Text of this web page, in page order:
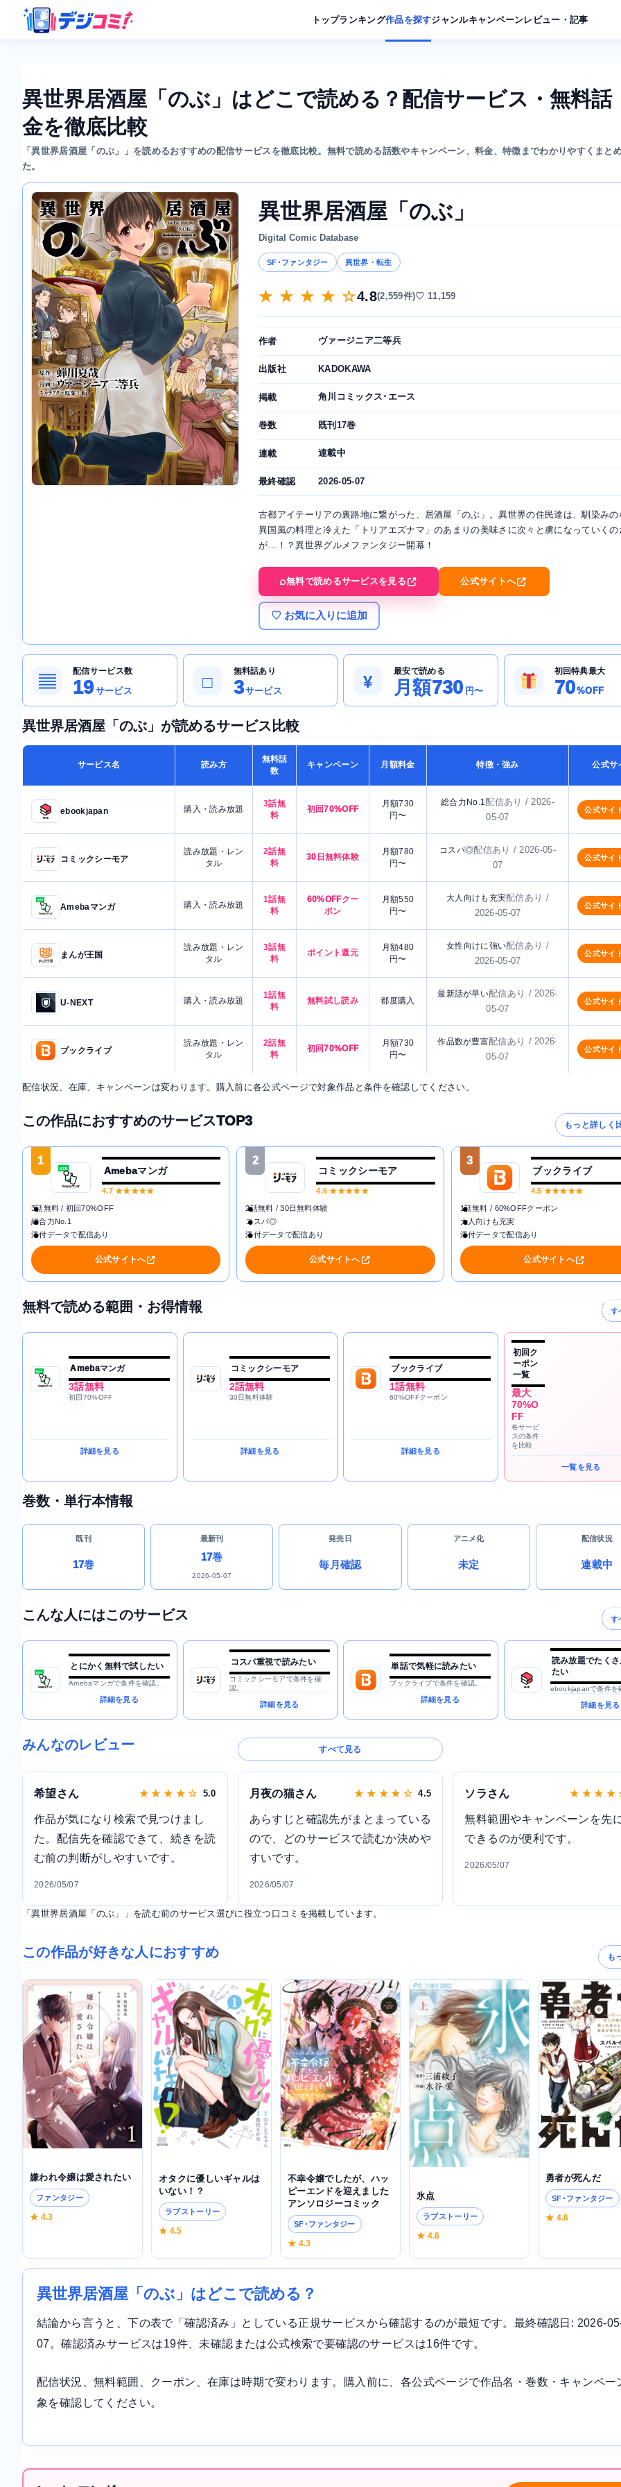
トップランキング作品を探すジャンルキャンペーンレビュー・記事
異世界居酒屋「のぶ」はどこで読める？配信サービス・無料話
金を徹底比較
「異世界居酒屋「のぶ」」を読めるおすすめの配信サービスを徹底比較。無料で読める話数やキャンペーン、料金、特徴までわかりやすくまと
た。
異世界居酒屋「のぶ」
Digital Comic Database
SF･ファンタジー 異世界・転生
★ ★ ★ ★ ☆4.8(2,559件)♡ 11,159
作者 ヴァージニア二等兵
出版社 KADOKAWA
掲載 角川コミックス･エース
巻数 既刊17巻
連載 連載中
最終確認 2026-05-07
古都アイテーリアの裏路地に繋がった、居酒屋「のぶ」。異世界の住民達は、馴染みの
異国風の料理と冷えた「トリアエズナマ」のあまりの美味さに次々と虜になっていくの
が…！？異世界グルメファンタジー開幕！
無料で読めるサービスを見る 公式サイトへ
♡ お気に入りに追加
▤
配信サービス数
19サービス □
無料話あり
3サービス ¥
最安で読める
月額730 円〜
初回特典最大
70%OFF
異世界居酒屋「のぶ」が読めるサービス比較
サービス名 読み方
無料話
数
キャンペーン 月額料金 特徴・強み 公式サ
ebookjapan 購入・読み放題
3話無
料
初回70%OFF
月額730
円〜
総合力No.1配信あり / 2026-
05-07
公式サイ
コミックシーモア
読み放題・レン
タル
2話無
料
30日無料体験
月額780
円〜
コスパ◎配信あり / 2026-05-
07
公式サイ
Amebaマンガ 購入・読み放題
1話無
料
60%OFFクー
ポン
月額550
円〜
大人向けも充実配信あり /
2026-05-07
公式サイ
まんが王国
読み放題・レン
タル
3話無
料
ポイント還元
月額480
円〜
女性向けに強い配信あり /
2026-05-07
公式サイ
U-NEXT 購入・読み放題
1話無
料
無料試し読み 都度購入
最新話が早い配信あり / 2026-
05-07
公式サイ
ブックライブ
読み放題・レン
タル
2話無
料
初回70%OFF
月額730
円〜
作品数が豊富配信あり / 2026-
05-07
公式サイ
配信状況、在庫、キャンペーンは変わります。購入前に各公式ページで対象作品と条件を確認してください。
この作品におすすめのサービスTOP3 もっと詳しく
1
Amebaマンガ
4.7★★★★★
3話無料 / 初回70%OFF
総合力No.1
添付データで配信あり
公式サイトへ
2
コミックシーモア
4.6 ★★★★★
2話無料 / 30日無料体験
コスパ◎
添付データで配信あり
公式サイトへ
3
ブックライブ
4.5 ★★★★★
1話無料 / 60%OFFクーポン
大人向けも充実
添付データで配信あり
公式サイトへ
無料で読める範囲・お得情報 す
Amebaマンガ
3話無料
初回70%OFF
詳細を見る
コミックシーモア
2話無料
30日無料体験
詳細を見る
ブックライブ
1話無料
60%OFFクーポン
詳細を見る
初回ク
ーポン
一覧
最大
70%O
FF
各サービ
スの条件
を比較
一覧を見る
巻数・単行本情報
既刊
17巻
最新刊
17巻
2026-05-07
発売日
毎月確認
アニメ化
未定
配信状況
連載中
こんな人にはこのサービス す
とにかく無料で試したい
Amebaマンガで条件を確認。
詳細を見る
コスパ重視で読みたい
コミックシーモアで条件を確
認。
詳細を見る
単話で気軽に読みたい
ブックライブで条件を確認。
詳細を見る
読み放題でたく
たい
ebookjapanで条件を
詳細を見る
みんなのレビュー すべて見る
希望さん ★ ★ ★ ★ ☆ 5.0
作品が気になり検索で見つけまし
た。配信先を確認できて、続きを読
む前の判断がしやすいです。
2026/05/07
月夜の猫さん ★ ★ ★ ★ ☆ 4.5
あらすじと確認先がまとまっている
ので、どのサービスで読むか決めや
すいです。
2026/05/07
ソラさん ★ ★ ★ ★
無料範囲やキャンペーンを先
できるのが便利です。
2026/05/07
「異世界居酒屋「のぶ」」を読む前のサービス選びに役立つ口コミを掲載しています。
この作品が好きな人におすすめ も
嫌われ令嬢は愛されたい
ファンタジー
★ 4.3
オタクに優しいギャルは
いない！？
ラブストーリー
★ 4.5
不幸令嬢でしたが、ハッ
ピーエンドを迎えました
アンソロジーコミック
SF･ファンタジー
★ 4.3
氷点
ラブストーリー
★ 4.6
勇者が死んだ
SF･ファンタジー
★ 4.6
異世界居酒屋「のぶ」はどこで読める？
結論から言うと、下の表で「確認済み」としている正規サービスから確認するのが最短です。最終確認日: 2026-
07。確認済みサービスは19件、未確認または公式検索で要確認のサービスは16件です。
配信状況、無料範囲、クーポン、在庫は時期で変わります。購入前に、各公式ページで作品名・巻数・キャンペー
象を確認してください。